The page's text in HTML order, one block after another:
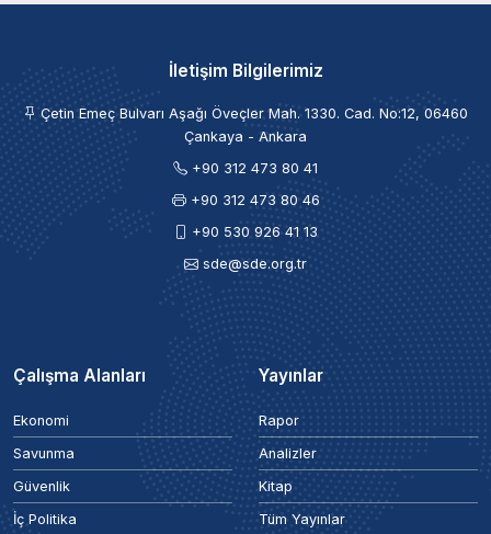
İletişim Bilgilerimiz
Çetin Emeç Bulvarı Aşağı Öveçler Mah. 1330. Cad. No:12, 06460
Çankaya - Ankara
+90 312 473 80 41
+90 312 473 80 46
+90 530 926 41 13
sde@sde.org.tr
Çalışma Alanları
Ekonomi
Savunma
Güvenlik
İç Politika
Yayınlar
Rapor
Analizler
Kitap
Tüm Yayınlar